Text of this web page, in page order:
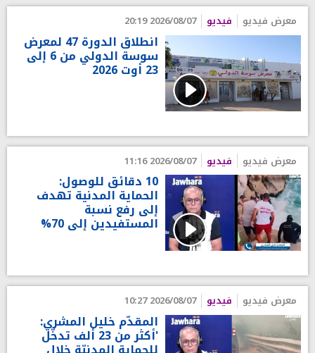
معرض فيديو فيديو 2026/08/07 20:19
انطلاق الدورة 47 لمعرض
سوسة الدولي من 6 إلى
23 أوت 2026
معرض فيديو فيديو 2026/08/07 11:16
10 دقائق للوصول:
الحماية المدنية تهدف
إلى رفع نسبة
المستفيدين إلى 70%
معرض فيديو فيديو 2026/08/07 10:27
المقدّم خليل المشري:
'أكثر من 23 ألف تدخّل